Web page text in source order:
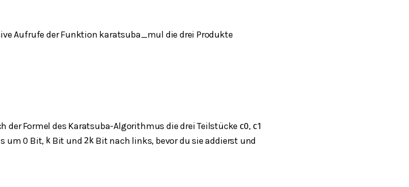
Aufrufe der Funktion karatsuba_mul die drei Produkte
der Formel des Karatsuba-Algorithmus die drei Teilstücke c0, c1
um 0 Bit, kBit und 2 k Bit nach links, bevor du sie addierst und